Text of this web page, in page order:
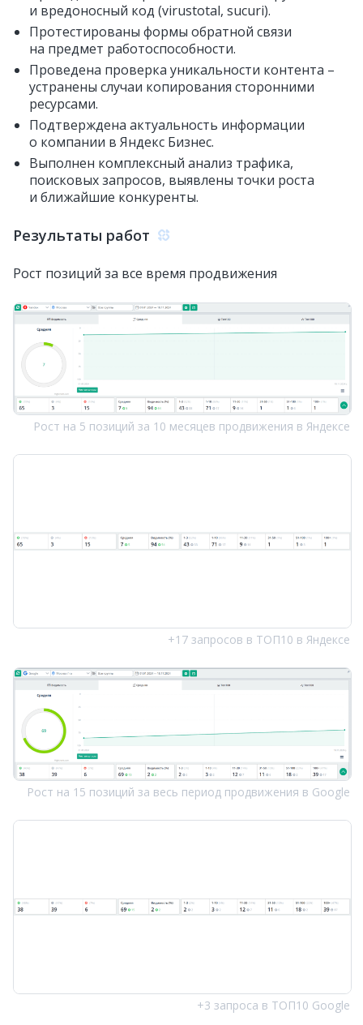
и вредоносный код (virustotal, sucuri).
Протестированы формы обратной связи
на предмет работоспособности.
Проведена проверка уникальности контента –
устранены случаи копирования сторонними
ресурсами.
Подтверждена актуальность информации
о компании в Яндекс Бизнес.
Выполнен комплексный анализ трафика,
поисковых запросов, выявлены точки роста
и ближайшие конкуренты.
Результаты работ
Рост позиций за все время продвижения
Рост на 5 позиций за 10 месяцев продвижения в Яндексе
+17 запросов в ТОП10 в Яндексе
Рост на 15 позиций за весь период продвижения в Google
+3 запроса в ТОП10 Google